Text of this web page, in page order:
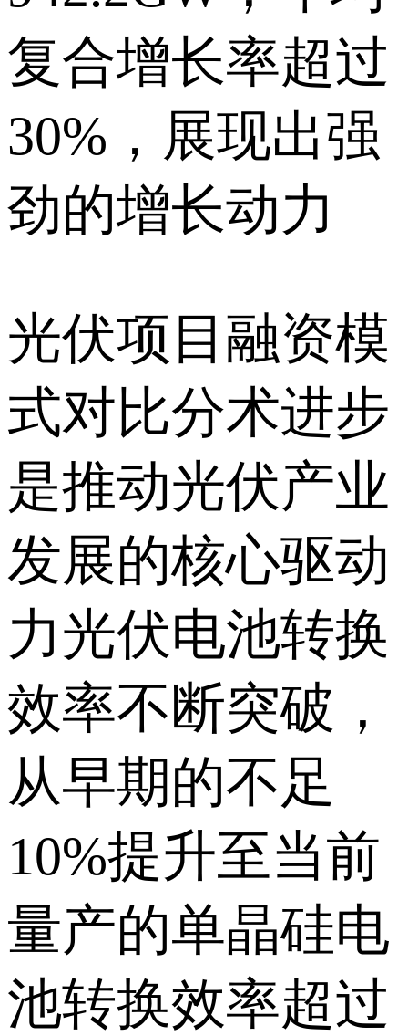
复合增长率超过
30%，展现出强
劲的增长动力
光伏项目融资模
式对比分术进步
是推动光伏产业
发展的核心驱动
力光伏电池转换
效率不断突破，
从早期的不足
10%提升至当前
量产的单晶硅电
池转换效率超过